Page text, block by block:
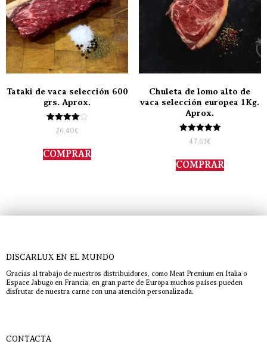
Tataki de vaca selección 600
grs. Aprox.
Valorado
con
de 5
26,40€
COMPRAR
Chuleta de lomo alto de
vaca selección europea 1Kg.
Aprox.
Valorado
con
de 5
47,63€
COMPRAR
DISCARLUX EN EL MUNDO
Gracias al trabajo de nuestros distribuidores, como Meat Premium en Italia o
Espace Jabugo en Francia, en gran parte de Europa muchos países pueden
disfrutar de nuestra carne con una atención personalizada.
CONTACTA